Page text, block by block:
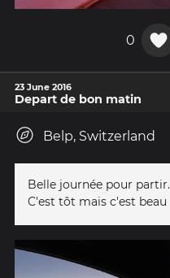
0
23 June 2016
Depart de bon matin
Belp, Switzerland
Belle journée pour partir.
C'est tôt mais c'est beau